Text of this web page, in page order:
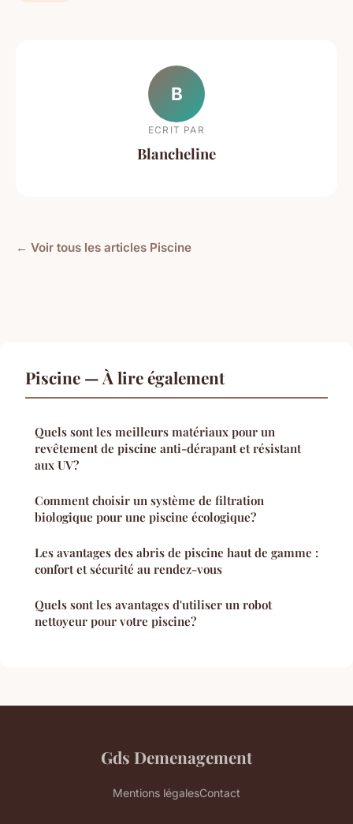
B
ECRIT PAR
Blancheline
← Voir tous les articles Piscine
Piscine — À lire également
Quels sont les meilleurs matériaux pour un
revêtement de piscine anti-dérapant et résistant
aux UV?
Comment choisir un système de filtration
biologique pour une piscine écologique?
Les avantages des abris de piscine haut de gamme :
confort et sécurité au rendez-vous
Quels sont les avantages d'utiliser un robot
nettoyeur pour votre piscine?
Gds Demenagement
Mentions légalesContact